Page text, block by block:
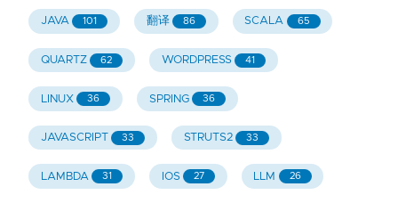
JAVA 101 翻译 86 SCALA 65
QUARTZ 62 WORDPRESS 41
LINUX 36 SPRING 36
JAVASCRIPT 33 STRUTS2 33
LAMBDA 31 IOS 27 LLM 26